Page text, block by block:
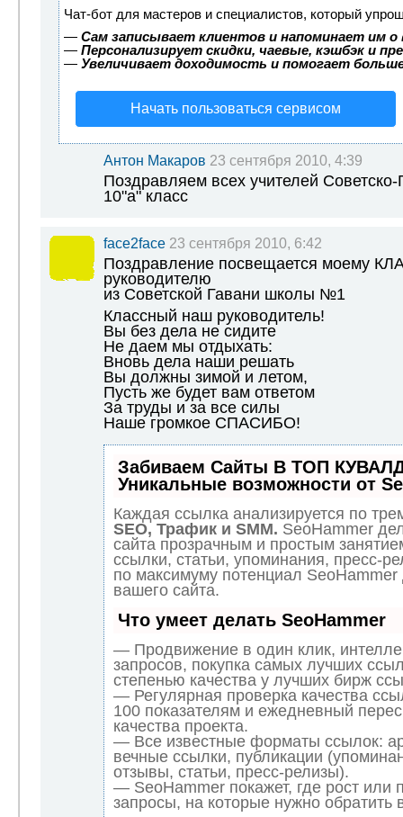
Чат-бот для мастеров и специалистов, который
— Сам записывает клиентов и напоминает им о
— Персонализирует скидки, чаевые, кэшбэк и
— Увеличивает доходимость и помогает
Начать пользоваться сервисом
Антон Макаров 23 сентября 2010, 4:39
Поздравляем всех учителей Советско-
10"а" класс
face2face 23 сентября 2010, 6:42
Поздравление посвещается моему
руководителю
из Советской Гавани школы №1
Классный наш руководитель!
Вы без дела не сидите
Не даем мы отдыхать:
Вновь дела наши решать
Вы должны зимой и летом,
Пусть же будет вам ответом
За труды и за все силы
Наше громкое СПАСИБО!
Забиваем Сайты В ТОП
Уникальные возможности от
Каждая ссылка анализируется по
SEO, Трафик и SMM. SeoHammer
сайта прозрачным и простым
ссылки, статьи, упоминания, пресс-
по максимуму потенциал
вашего сайта.
Что умеет делать SeoHammer
— Продвижение в один клик,
запросов, покупка самых лучших
степенью качества у лучших бирж
— Регулярная проверка качества
100 показателям и ежедневный
качества проекта.
— Все известные форматы ссылок:
вечные ссылки, публикации
отзывы, статьи, пресс-релизы).
— SeoHammer покажет, где рост или
запросы, на которые нужно обратить